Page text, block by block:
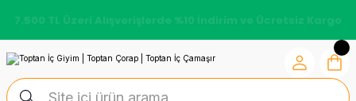
7.500 TL Üzeri Alışverişlerde %10 İndirim ve Ücretsiz Kargo